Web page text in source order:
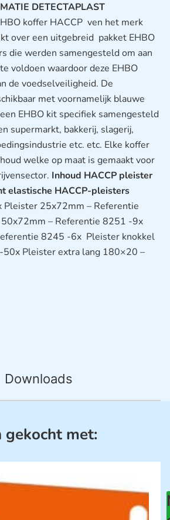
Downloads
DETECTAPLAST
koffer HACCP ven het merk
over een uitgebreid pakket EHBO
die werden samengesteld om aan
voldoen waardoor deze EHBO
de voedselveiligheid. De
met voornamelijk blauwe
EHBO kit specifiek samengesteld
supermarkt, bakkerij, slagerij,
etc. etc. Elke koffer
welke op maat is gemaakt voor
Inhoud HACCP pleister
elastische HACCP-pleisters
Pleister 25x72mm – Referentie
– Referentie 8251 -9x
8245 -6x Pleister knokkel
Pleister extra lang 180×20 –
gekocht met: